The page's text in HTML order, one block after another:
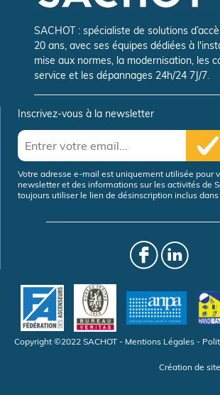
SACHOT : spécialiste de solutions
20 ans, avec ses équipes dédiées à
mise aux normes, la modernisation, les
service et les dépannages 24h/24 7J/7.
Inscrivez-vous à la newsletter
Votre adresse e-mail est uniquement utilisée pour
newsletter et des informations sur les activités de
toujours utiliser le lien de désinscription inclus
Copyright ©2022 SACHOT - Mentions Légales -
Création de